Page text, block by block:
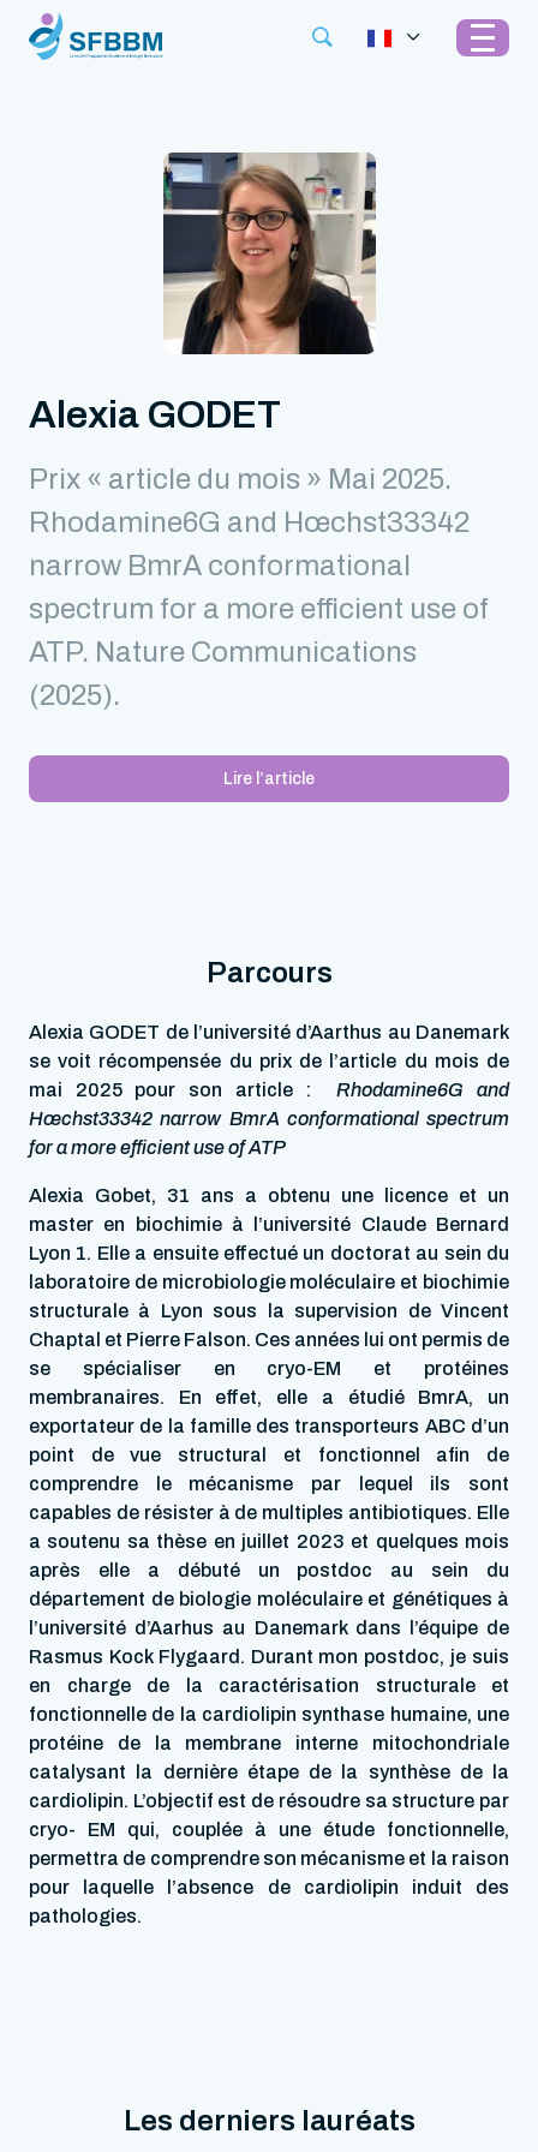
Alexia GODET
Prix « article du mois » Mai 2025.
Rhodamine6G and Hœchst33342
narrow BmrA conformational
spectrum for a more efficient use of
ATP. Nature Communications
(2025).
Lire l’article
Parcours
Alexia GODET de l’université d’Aarthus au Danemark
se voit récompensée du prix de l’article du mois de
mai 2025 pour son article :Rhodamine6G and
Hœchst33342 narrow BmrA conformational spectrum
for a more efficient use of ATP
Alexia Gobet, 31 ans a obtenu une licence et un
master en biochimie à l’université Claude Bernard
Lyon 1. Elle a ensuite effectué un doctorat au sein du
laboratoire de microbiologie moléculaire et biochimie
structurale à Lyon sous la supervision de Vincent
Chaptal et Pierre Falson. Ces années lui ont permis de
se spécialiser en cryo-EM et protéines
membranaires. En effet, elle a étudié BmrA, un
exportateur de la famille des transporteurs ABC d’un
point de vue structural et fonctionnel afin de
comprendre le mécanisme par lequel ils sont
capables de résister à de multiples antibiotiques. Elle
a soutenu sa thèse en juillet 2023 et quelques mois
après elle a débuté un postdoc au sein du
département de biologie moléculaire et génétiques à
l’université d’Aarhus au Danemark dans l’équipe de
Rasmus Kock Flygaard. Durant mon postdoc, je suis
en charge de la caractérisation structurale et
fonctionnelle de la cardiolipin synthase humaine, une
protéine de la membrane interne mitochondriale
catalysant la dernière étape de la synthèse de la
cardiolipin. L’objectif est de résoudre sa structure par
cryo- EM qui, couplée à une étude fonctionnelle,
permettra de comprendre son mécanisme et la raison
pour laquelle l’absence de cardiolipin induit des
pathologies.
Les derniers lauréats